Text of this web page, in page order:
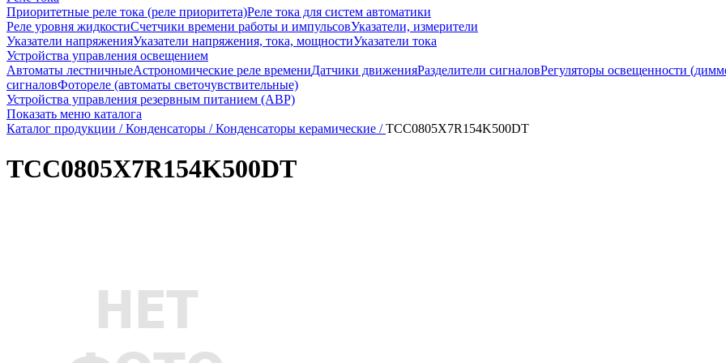
Приоритетные реле тока (реле приоритета)Реле тока для систем автоматики
Реле уровня жидкостиСчетчики времени работы и импульсовУказатели, измерители
Указатели напряженияУказатели напряжения, тока, мощностиУказатели тока
Устройства управления освещением
Автоматы лестничныеАстрономические реле времениДатчики движенияРазделители сигналовРегуляторы освещенности
сигналовФотореле (автоматы светочувствительные)
Устройства управления резервным питанием (АВР)
Показать меню каталога
Каталог продукции /Конденсаторы /Конденсаторы керамические /TCC0805X7R154K500DT
TCC0805X7R154K500DT